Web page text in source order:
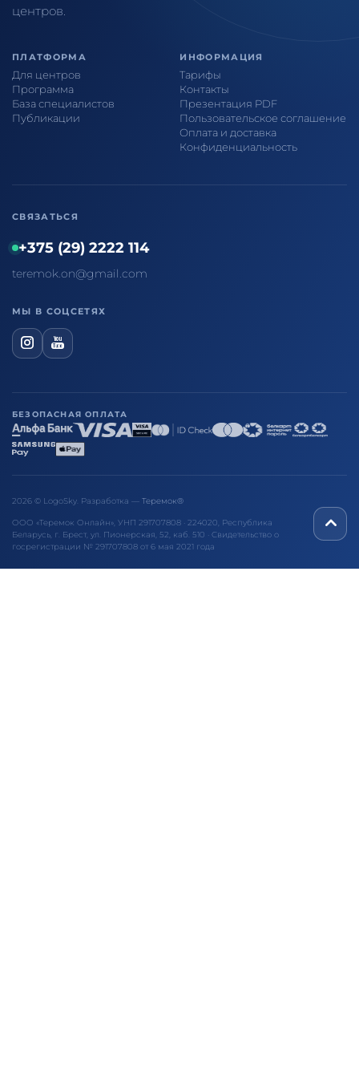
центров.
ПЛАТФОРМА
Для центров
Программа
База специалистов
Публикации
ИНФОРМАЦИЯ
Тарифы
Контакты
Презентация PDF
Пользовательское соглашение
Оплата и доставка
Конфиденциальность
СВЯЗАТЬСЯ
+375 (29) 2222 114
teremok.on@gmail.com
МЫ В СОЦСЕТЯХ
БЕЗОПАСНАЯ ОПЛАТА
2026 © LogoSky. Разработка — Теремок®
ООО «Теремок Онлайн», УНП 291707808 · 224020, Республика
Беларусь, г. Брест, ул. Пионерская, 52, каб. 510 · Свидетельство о
госрегистрации № 291707808 от 6 мая 2021 года